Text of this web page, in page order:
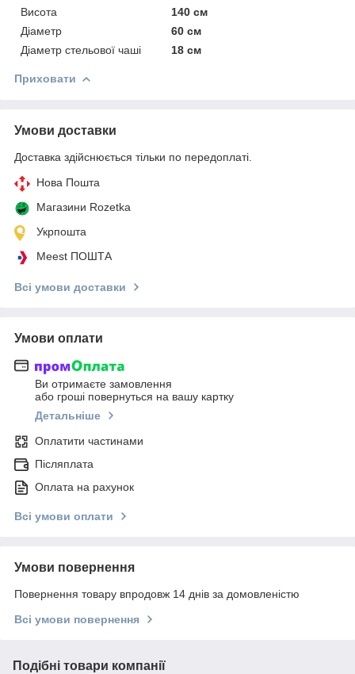
Висота
140 см
Діаметр
60 см
Діаметр стельової чаші
18 см
Приховати
Умови доставки
Доставка здійснюється тільки по передоплаті.
Нова Пошта
Магазини Rozetka
Укрпошта
Meest ПОШТА
Всі умови доставки
Умови оплати
Ви отримаєте замовлення
або гроші повернуться на вашу картку
Детальніше
Оплатити частинами
Післяплата
Оплата на рахунок
Всі умови оплати
Умови повернення
Повернення товару впродовж 14 днів за домовленістю
Всі умови повернення
Подібні товари компанії